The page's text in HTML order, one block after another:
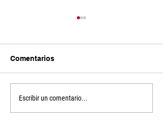
Poniendo estaba la
casta: El G20 impulsa
Comentarios
Escribir un comentario...